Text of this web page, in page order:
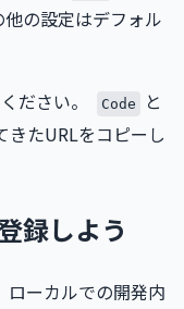
の設定はデフォル
ださい。 Code
と
きたURLをコピーし
録しよう
ローカルでの開発内